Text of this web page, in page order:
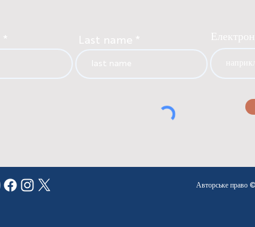
Last name
Авторське право